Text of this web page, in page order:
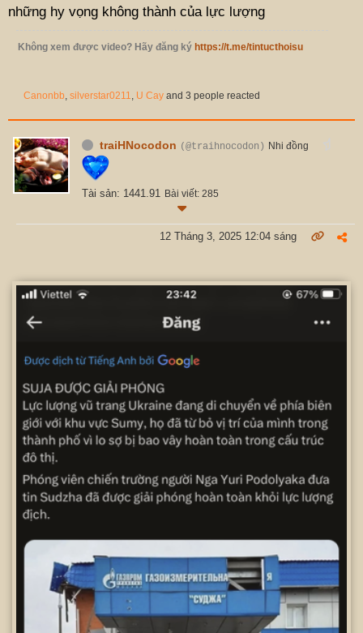
những hy vọng không thành của lực lượng
Không xem được video? Hãy đăng ký https://t.me/tintucthoisu
Canonbb, silverstar0211, U Cay and 3 people reacted
traiHNocodon (@traihnocodon) Nhi đồng
Tài sản: 1441.91 Bài viết: 285
12 Tháng 3, 2025 12:04 sáng